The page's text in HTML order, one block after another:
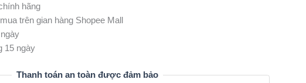
hãng
trên gian hàng Shopee Mall
15 ngày
Thanh toán an toàn được đảm bảo